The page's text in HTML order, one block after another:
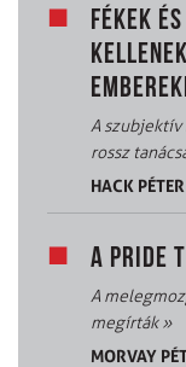
FÉKEK
A szubjektív
rossz
HACK PÉTER
A PRIDE
A
megírták»
MORVAY